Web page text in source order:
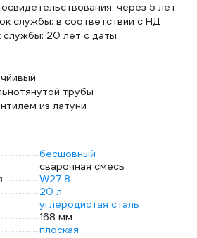
через 5 лет
службы: в соответствии с НД
службы: 20 лет с даты
трубы
из латуни
бесшовный
сварочная смесь
W27.8
20 л
углеродистая сталь
168 мм
плоская